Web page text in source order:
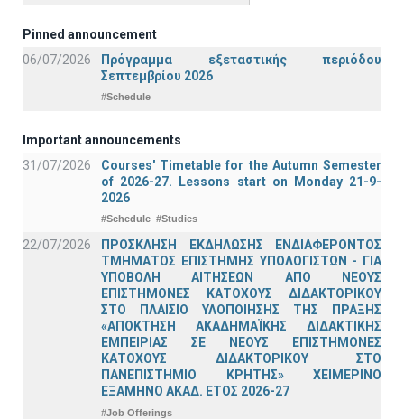
Pinned announcement
06/07/2026
Πρόγραμμα εξεταστικής περιόδου
Σεπτεμβρίου 2026
#Schedule
Important announcements
31/07/2026
Courses' Timetable for the Autumn Semester
of 2026-27. Lessons start on Monday 21-9-
2026
#Schedule #Studies
22/07/2026
ΠΡΟΣΚΛΗΣΗ ΕΚΔΗΛΩΣΗΣ ΕΝΔΙΑΦΕΡΟΝΤΟΣ
ΤΜΗΜΑΤΟΣ ΕΠΙΣΤΗΜΗΣ ΥΠΟΛΟΓΙΣΤΩΝ - ΓΙΑ
ΥΠΟΒΟΛΗ ΑΙΤΗΣΕΩΝ ΑΠΟ ΝΕΟΥΣ
ΕΠΙΣΤΗΜΟΝΕΣ ΚΑΤΟΧΟΥΣ ΔΙΔΑΚΤΟΡΙΚΟΥ
ΣΤΟ ΠΛΑΙΣΙΟ ΥΛΟΠΟΙΗΣΗΣ ΤΗΣ ΠΡΑΞΗΣ
«ΑΠΟΚΤΗΣΗ ΑΚΑΔΗΜΑΪΚΗΣ ΔΙΔΑΚΤΙΚΗΣ
ΕΜΠΕΙΡΙΑΣ ΣΕ ΝΕΟΥΣ ΕΠΙΣΤΗΜΟΝΕΣ
ΚΑΤΟΧΟΥΣ ΔΙΔΑΚΤΟΡΙΚΟΥ ΣΤΟ
ΠΑΝΕΠΙΣΤΗΜΙΟ ΚΡΗΤΗΣ» ΧΕΙΜΕΡΙΝΟ
ΕΞΑΜΗΝΟ ΑΚΑΔ. ΕΤΟΣ 2026-27
#Job Offerings